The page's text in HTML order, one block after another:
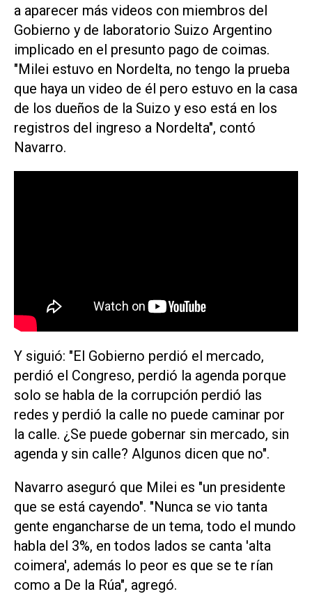
a aparecer más videos con miembros del
Gobierno y de laboratorio Suizo Argentino
implicado en el presunto pago de coimas.
"Milei estuvo en Nordelta, no tengo la prueba
que haya un video de él pero estuvo en la casa
de los dueños de la Suizo y eso está en los
registros del ingreso a Nordelta", contó
Navarro.
Y siguió: "El Gobierno perdió el mercado,
perdió el Congreso, perdió la agenda porque
solo se habla de la corrupción perdió las
redes y perdió la calle no puede caminar por
la calle. ¿Se puede gobernar sin mercado, sin
agenda y sin calle? Algunos dicen que no".
Navarro aseguró que Milei es "un presidente
que se está cayendo". "Nunca se vio tanta
gente engancharse de un tema, todo el mundo
habla del 3%, en todos lados se canta 'alta
coimera', además lo peor es que se te rían
como a De la Rúa", agregó.